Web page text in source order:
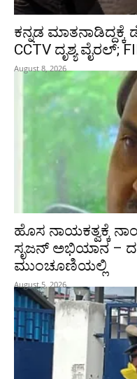
ಕನ್ನಡ
CCTV ದೃಶ್ಯ ವೈರಲ್;
August 8, 2026
ಹೊಸ ನಾಯಕತ್ವಕ್ಕೆ
ಸೃಜನ್ ಅಭಿಯಾನ –
ಮುಂಚೂಣಿಯಲ್ಲಿ
August 5, 2026